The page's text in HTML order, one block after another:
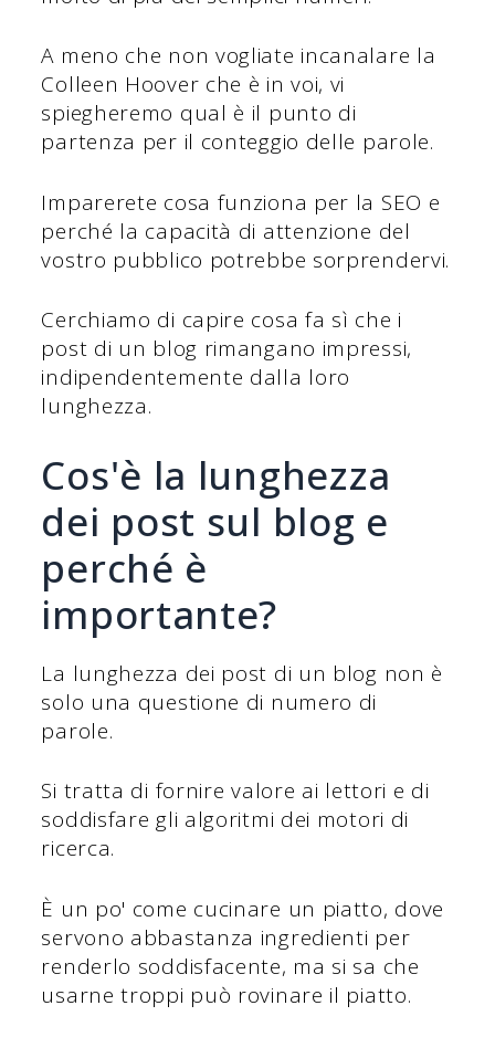
A meno che non vogliate incanalare la
Colleen Hoover che è in voi, vi
spiegheremo qual è il punto di
partenza per il conteggio delle parole.
Imparerete cosa funziona per la SEO e
perché la capacità di attenzione del
vostro pubblico potrebbe sorprendervi.
Cerchiamo di capire cosa fa sì che i
post di un blog rimangano impressi,
indipendentemente dalla loro
lunghezza.
Cos'è la lunghezza
dei post sul blog e
perché è
importante?
La lunghezza dei post di un blog non è
solo una questione di numero di
parole.
Si tratta di fornire valore ai lettori e di
soddisfare gli algoritmi dei motori di
ricerca.
È un po' come cucinare un piatto, dove
servono abbastanza ingredienti per
renderlo soddisfacente, ma si sa che
usarne troppi può rovinare il piatto.